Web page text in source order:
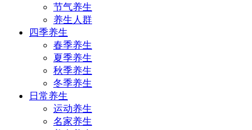
节气养生
养生人群
四季养生
春季养生
夏季养生
秋季养生
冬季养生
日常养生
运动养生
名家养生